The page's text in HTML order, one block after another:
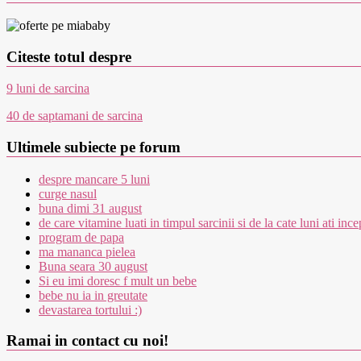
Citeste totul despre
9 luni de sarcina
40 de saptamani de sarcina
Ultimele subiecte pe forum
despre mancare 5 luni
curge nasul
buna dimi 31 august
de care vitamine luati in timpul sarcinii si de la cate luni ati
program de papa
ma mananca pielea
Buna seara 30 august
Si eu imi doresc f mult un bebe
bebe nu ia in greutate
devastarea tortului :)
Ramai in contact cu noi!